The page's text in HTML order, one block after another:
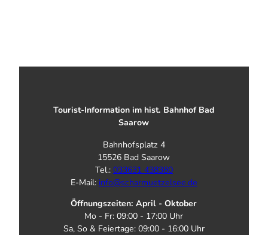
Tourist-Information im hist. Bahnhof Bad
Saarow
Bahnhofsplatz 4
15526 Bad Saarow
Tel.: 033631 438380
E-Mail: info@scharmuetzelsee.de
Öffnungszeiten: April - Oktober
Mo - Fr: 09:00 - 17:00 Uhr
Sa, So & Feiertage: 09:00 - 16:00 Uhr